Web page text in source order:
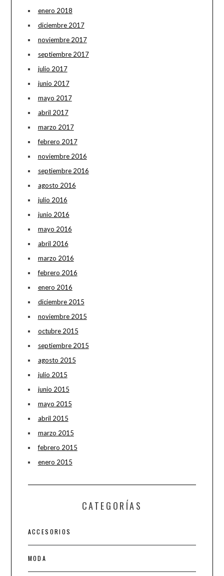
enero 2018
diciembre 2017
noviembre 2017
septiembre 2017
julio 2017
junio 2017
mayo 2017
abril 2017
marzo 2017
febrero 2017
noviembre 2016
septiembre 2016
agosto 2016
julio 2016
junio 2016
mayo 2016
abril 2016
marzo 2016
febrero 2016
enero 2016
diciembre 2015
noviembre 2015
octubre 2015
septiembre 2015
agosto 2015
julio 2015
junio 2015
mayo 2015
abril 2015
marzo 2015
febrero 2015
enero 2015
CATEGORÍAS
ACCESORIOS
MODA